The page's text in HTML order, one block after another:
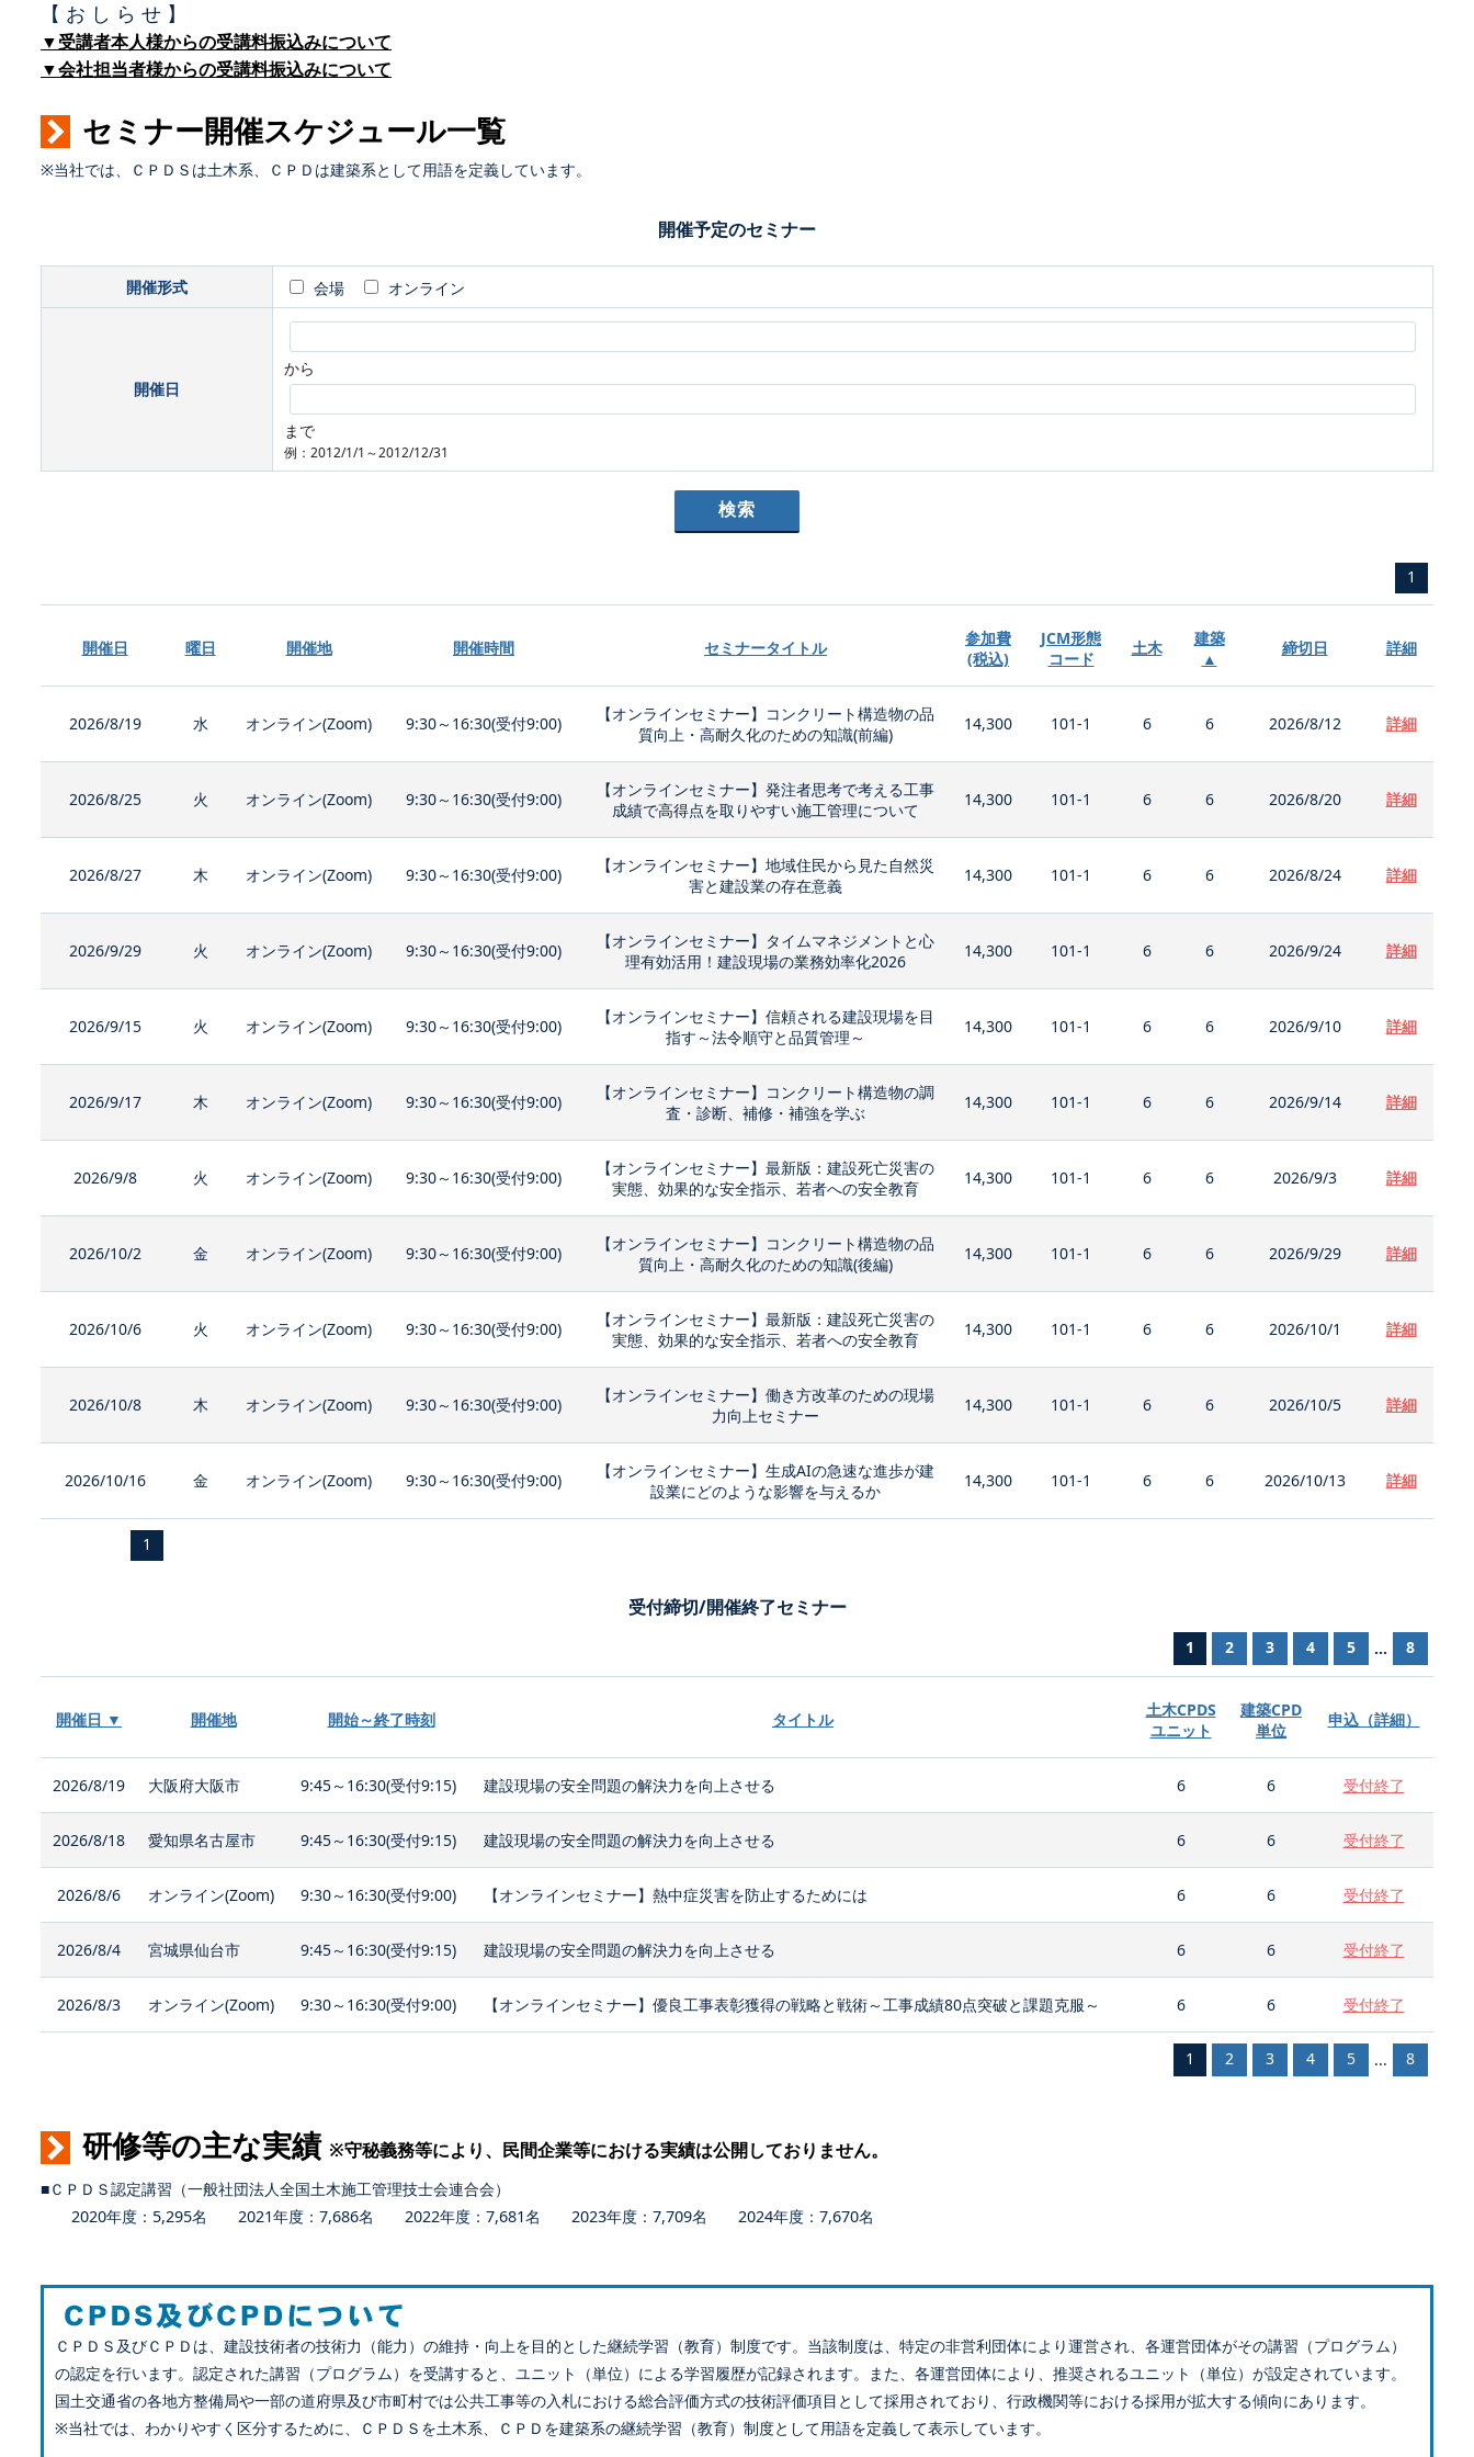
【 お し ら せ 】
▼受講者本人様からの受講料振込みについて
▼会社担当者様からの受講料振込みについて
セミナー開催スケジュール一覧
※当社では、ＣＰＤＳは土木系、ＣＰＤは建築系として用語を定義しています。
開催予定のセミナー
開催形式 会場 オンライン
開催日
から
まで
例：2012/1/1～2012/12/31
1
開催日 曜日 開催地 開催時間 セミナータイトル
参加費
(税込)
JCM形態
コード
土木
建築
▲
締切日 詳細
2026/8/19 水 オンライン(Zoom) 9:30～16:30(受付9:00)
【オンラインセミナー】コンクリート構造物の品
質向上・高耐久化のための知識(前編)
14,300 101-1 6 6 2026/8/12 詳細
2026/8/25 火 オンライン(Zoom) 9:30～16:30(受付9:00)
【オンラインセミナー】発注者思考で考える工事
成績で高得点を取りやすい施工管理について
14,300 101-1 6 6 2026/8/20 詳細
2026/8/27 木 オンライン(Zoom) 9:30～16:30(受付9:00)
【オンラインセミナー】地域住民から見た自然災
害と建設業の存在意義
14,300 101-1 6 6 2026/8/24 詳細
2026/9/29 火 オンライン(Zoom) 9:30～16:30(受付9:00)
【オンラインセミナー】タイムマネジメントと心
理有効活用！建設現場の業務効率化2026
14,300 101-1 6 6 2026/9/24 詳細
2026/9/15 火 オンライン(Zoom) 9:30～16:30(受付9:00)
【オンラインセミナー】信頼される建設現場を目
指す～法令順守と品質管理～
14,300 101-1 6 6 2026/9/10 詳細
2026/9/17 木 オンライン(Zoom) 9:30～16:30(受付9:00)
【オンラインセミナー】コンクリート構造物の調
査・診断、補修・補強を学ぶ
14,300 101-1 6 6 2026/9/14 詳細
2026/9/8 火 オンライン(Zoom) 9:30～16:30(受付9:00)
【オンラインセミナー】最新版：建設死亡災害の
実態、効果的な安全指示、若者への安全教育
14,300 101-1 6 6 2026/9/3 詳細
2026/10/2 金 オンライン(Zoom) 9:30～16:30(受付9:00)
【オンラインセミナー】コンクリート構造物の品
質向上・高耐久化のための知識(後編)
14,300 101-1 6 6 2026/9/29 詳細
2026/10/6 火 オンライン(Zoom) 9:30～16:30(受付9:00)
【オンラインセミナー】最新版：建設死亡災害の
実態、効果的な安全指示、若者への安全教育
14,300 101-1 6 6 2026/10/1 詳細
2026/10/8 木 オンライン(Zoom) 9:30～16:30(受付9:00)
【オンラインセミナー】働き方改革のための現場
力向上セミナー
14,300 101-1 6 6 2026/10/5 詳細
2026/10/16 金 オンライン(Zoom) 9:30～16:30(受付9:00)
【オンラインセミナー】生成AIの急速な進歩が建
設業にどのような影響を与えるか
14,300 101-1 6 6 2026/10/13 詳細
1
受付締切/開催終了セミナー
1 2 3 4 5 ... 8
開催日 ▼ 開催地 開始～終了時刻 タイトル
土木CPDS
ユニット
建築CPD
単位
申込（詳細）
2026/8/19 大阪府大阪市 9:45～16:30(受付9:15) 建設現場の安全問題の解決力を向上させる 6 6 受付終了
2026/8/18 愛知県名古屋市 9:45～16:30(受付9:15) 建設現場の安全問題の解決力を向上させる 6 6 受付終了
2026/8/6 オンライン(Zoom) 9:30～16:30(受付9:00) 【オンラインセミナー】熱中症災害を防止するためには 6 6 受付終了
2026/8/4 宮城県仙台市 9:45～16:30(受付9:15) 建設現場の安全問題の解決力を向上させる 6 6 受付終了
2026/8/3 オンライン(Zoom) 9:30～16:30(受付9:00) 【オンラインセミナー】優良工事表彰獲得の戦略と戦術～工事成績80点突破と課題克服～ 6 6 受付終了
1 2 3 4 5 ... 8
研修等の主な実績 ※守秘義務等により、民間企業等における実績は公開しておりません。
■ＣＰＤＳ認定講習（一般社団法人全国土木施工管理技士会連合会）
2020年度：5,295名 2021年度：7,686名 2022年度：7,681名 2023年度：7,709名 2024年度：7,670名
ＣＰＤＳ及びＣＰＤは、建設技術者の技術力（能力）の維持・向上を目的とした継続学習（教育）制度です。当該制度は、特定の非営利団体により運営され、各運営団体がその講習（プログラム）
の認定を行います。認定された講習（プログラム）を受講すると、ユニット（単位）による学習履歴が記録されます。また、各運営団体により、推奨されるユニット（単位）が設定されています。
国土交通省の各地方整備局や一部の道府県及び市町村では公共工事等の入札における総合評価方式の技術評価項目として採用されており、行政機関等における採用が拡大する傾向にあります。
※当社では、わかりやすく区分するために、ＣＰＤＳを土木系、ＣＰＤを建築系の継続学習（教育）制度として用語を定義して表示しています。